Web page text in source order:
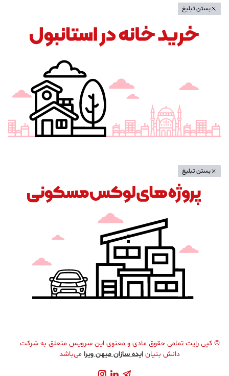
بستن تبلیغ
بستن تبلیغ
© کپی رایت تمامی حقوق مادی و معنوی این سرویس متعلق به شرکت
دانش بنیان ایده سازان میهن ویرا می‌باشد